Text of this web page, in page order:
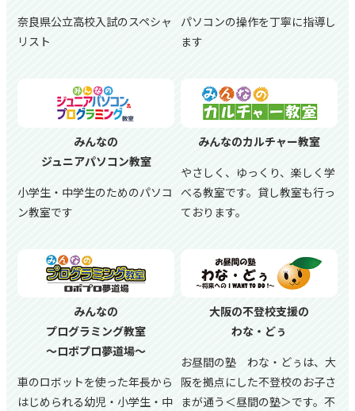
奈良県公立高校入試のスペシャ
リスト
パソコンの操作を丁寧に指導し
ます
みんなの
ジュニアパソコン教室
小学生・中学生のためのパソコ
ン教室です
みんなのカルチャー教室
やさしく、ゆっくり、楽しく学
べる教室です。貸し教室も行っ
ております。
みんなの
プログラミング教室
～ロボプロ夢道場～
車のロボットを使った年長から
はじめられる幼児・小学生・中
大阪の不登校支援の
わな・どぅ
お昼間の塾 わな・どぅは、大
阪を拠点にした不登校のお子さ
まが通う＜昼間の塾＞です。不